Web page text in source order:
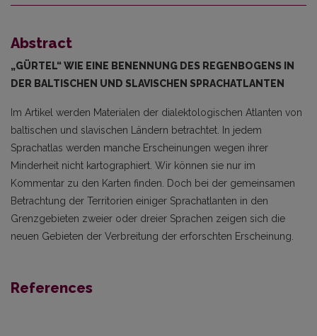
Abstract
„GÜRTEL“WIE EINE BENENNUNG DES REGENBOGENS IN
DER BALTISCHEN UND SLAVISCHEN SPRACHATLANTEN
Im Artikel werden Materialen der dialektologischen Atlanten von
baltischen und slavischen Ländern betrachtet. In jedem
Sprachatlas werden manche Erscheinungen wegen ihrer
Minderheit nicht kartographiert. Wir können sie nur im
Kommentar zu den Karten finden. Doch bei der gemeinsamen
Betrachtung der Territorien einiger Sprachatlanten in den
Grenzgebieten zweier oder dreier Sprachen zeigen sich die
neuen Gebieten der Verbreitung der erforschten Erscheinung.
References